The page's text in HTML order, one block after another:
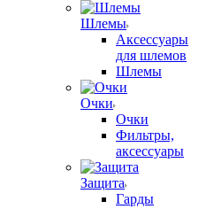
Шлемы
Аксессуары
для шлемов
Шлемы
Очки
Очки
Фильтры,
аксессуары
Защита
Гарды